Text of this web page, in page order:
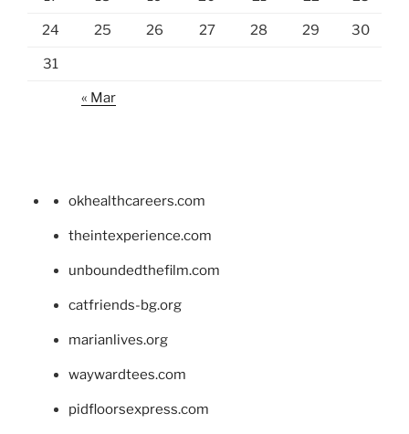
24 25 26 27 28 29 30
31
« Mar
okhealthcareers.com
theintexperience.com
unboundedthefilm.com
catfriends-bg.org
marianlives.org
waywardtees.com
pidfloorsexpress.com